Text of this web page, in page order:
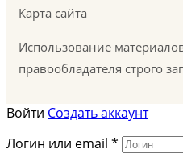
Карта сайта
Использование
правообладателя строго
Войти Создать аккаунт
Логин или email *